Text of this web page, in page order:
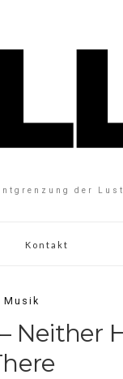
der
Kontakt
Musik
Neither